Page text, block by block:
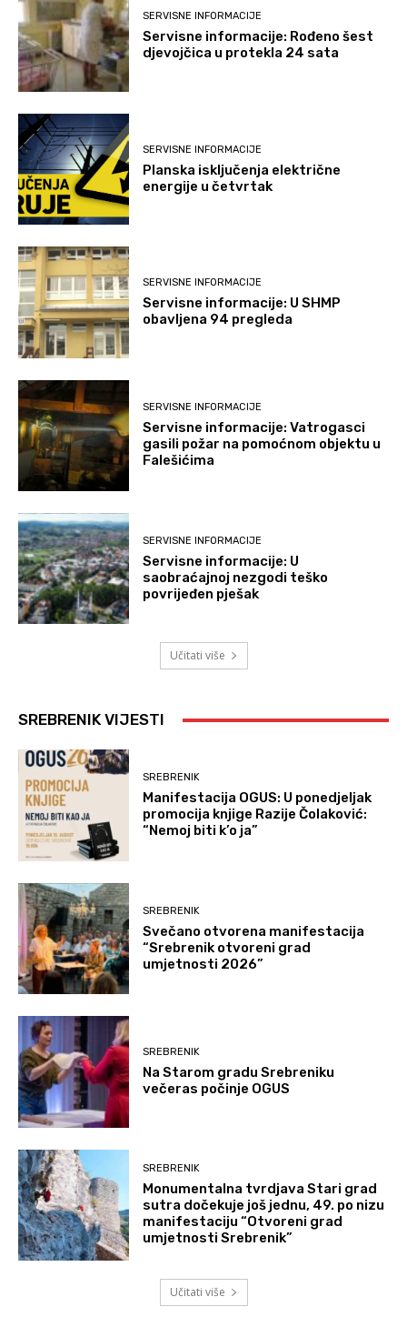
SERVISNE INFORMACIJE
Servisne informacije: Rođeno šest
djevojčica u protekla 24 sata
SERVISNE INFORMACIJE
Planska isključenja električne
energije u četvrtak
SERVISNE INFORMACIJE
Servisne informacije: U SHMP
obavljena 94 pregleda
SERVISNE INFORMACIJE
Servisne informacije: Vatrogasci
gasili požar na pomoćnom objektu u
Falešićima
SERVISNE INFORMACIJE
Servisne informacije: U
saobraćajnoj nezgodi teško
povrijeđen pješak
Učitati više
SREBRENIK VIJESTI
SREBRENIK
Manifestacija OGUS: U ponedjeljak
promocija knjige Razije Čolaković:
“Nemoj biti k’o ja”
SREBRENIK
Svečano otvorena manifestacija
“Srebrenik otvoreni grad
umjetnosti 2026”
SREBRENIK
Na Starom gradu Srebreniku
večeras počinje OGUS
SREBRENIK
Monumentalna tvrdjava Stari grad
sutra dočekuje još jednu, 49. po nizu
manifestaciju “Otvoreni grad
umjetnosti Srebrenik”
Učitati više